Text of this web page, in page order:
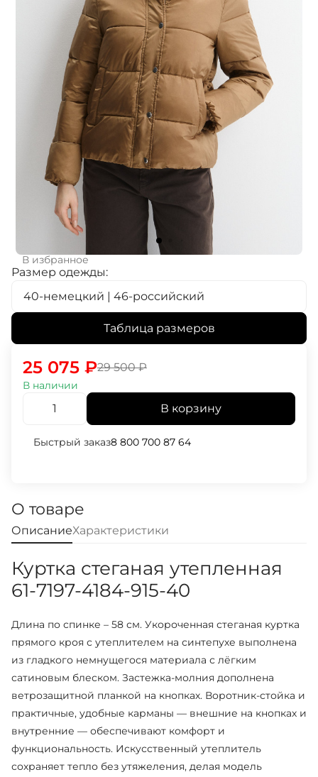
В избранное
Размер одежды:
40-немецкий | 46-российский
Таблица размеров
29 500₽
25 075 ₽
В наличии
В корзину
Быстрый заказ8 800 700 87 64
О товаре
ОписаниеХарактеристики
Куртка стеганая утепленная
61-7197-4184-915-40
Длина по спинке – 58 см. Укороченная стеганая куртка
прямого кроя с утеплителем на синтепухе выполнена
из гладкого немнущегося материала с лёгким
сатиновым блеском. Застежка-молния дополнена
ветрозащитной планкой на кнопках. Воротник-стойка и
практичные, удобные карманы — внешние на кнопках и
внутренние — обеспечивают комфорт и
функциональность. Искусственный утеплитель
сохраняет тепло без утяжеления, делая модель